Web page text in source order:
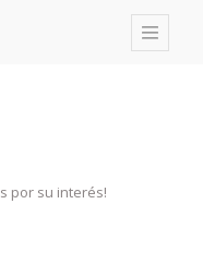
por su interés!